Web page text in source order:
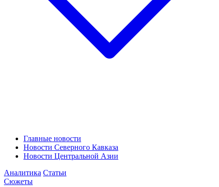
Главные новости
Новости Северного Кавказа
Новости Центральной Азии
Аналитика Статьи
Сюжеты